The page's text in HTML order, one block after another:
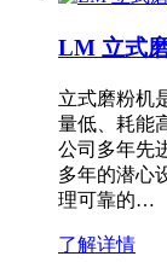
LM 立式
立式磨粉机
量低、耗能
公司多年先
多年的潜心
理可靠的…
了解详情